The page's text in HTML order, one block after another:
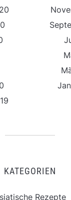
KATEGORIEN
Rezepte